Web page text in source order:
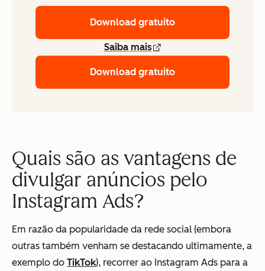
Download gratuito
Saiba mais
Download gratuito
Quais são as vantagens de
divulgar anúncios pelo
Instagram Ads?
Em razão da popularidade da rede social (embora
outras também venham se destacando ultimamente, a
exemplo do TikTok), recorrer ao Instagram Ads para a